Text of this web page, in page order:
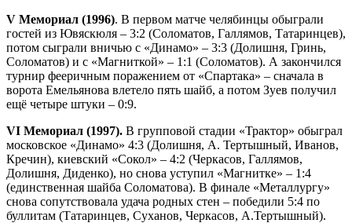
V Мемориал (1996). В первом матче челябинцы обыграли
гостей из Ювяскюля – 3:2 (Соломатов, Галлямов, Татаринцев),
потом сыграли вничью с «Динамо» – 3:3 (Долишня, Гринь,
Соломатов) и с «Магниткой» – 1:1 (Соломатов). А закончился
турнир фееричным поражением от «Спартака» – сначала в
ворота Емельянова влетело пять шайб, а потом Зуев получил
ещё четыре штуки – 0:9.
VI Мемориал (1997). В групповой стадии «Трактор» обыграл
московское «Динамо» 4:3 (Долишня, А. Тертышный, Иванов,
Кречин), киевский «Сокол» – 4:2 (Черкасов, Галлямов,
Долишня, Диденко), но снова уступил «Магнитке» – 1:4
(единственная шайба Соломатова). В финале «Металлургу»
снова сопутствовала удача родных стен – победили 5:4 по
буллитам (Татаринцев, Суханов, Черкасов, А.Тертышный).